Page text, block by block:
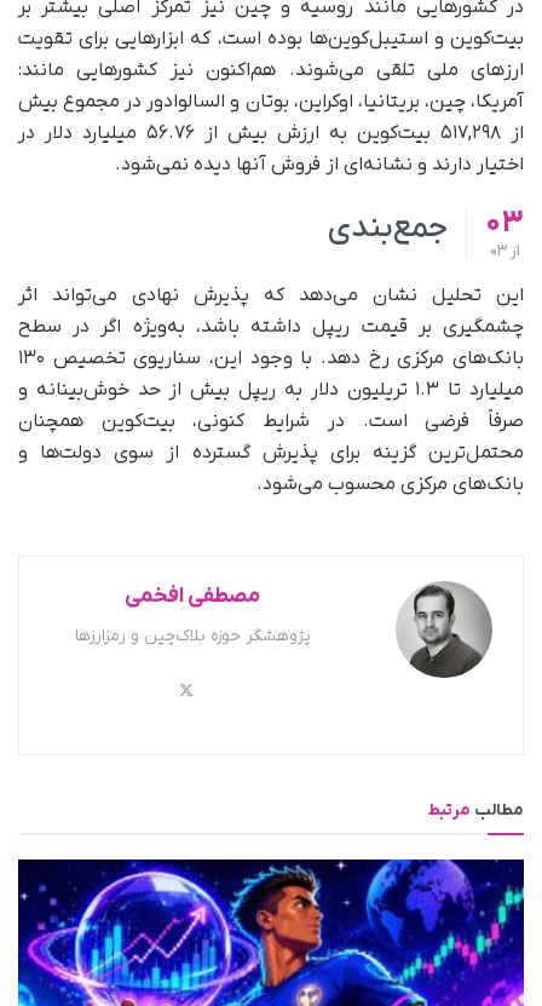
در کشورهایی مانند روسیه و چین نیز تمرکز اصلی بیشتر بر
بیت‌کوین و استیبل‌کوین‌ها بوده است، که ابزارهایی برای تقویت
ارزهای ملی تلقی می‌شوند. هم‌اکنون نیز کشورهایی مانند:
آمریکا، چین، بریتانیا، اوکراین، بوتان و السالوادور در مجموع بیش
از ۵۱۷,۲۹۸ بیت‌کوین به ارزش بیش از ۵۶.۷۶ میلیارد دلار در
اختیار دارند و نشانه‌ای از فروش آنها دیده نمی‌شود.
03
از 03
جمع‌بندی
این تحلیل نشان می‌دهد که پذیرش نهادی می‌تواند اثر
چشمگیری بر قیمت ریپل داشته باشد، به‌ویژه اگر در سطح
بانک‌های مرکزی رخ دهد. با وجود این، سناریوی تخصیص ۱۳۰
میلیارد تا ۱.۳ تریلیون دلار به ریپل بیش از حد خوش‌بینانه و
صرفاً فرضی است. در شرایط کنونی، بیت‌کوین همچنان
محتمل‌ترین گزینه برای پذیرش گسترده از سوی دولت‌ها و
بانک‌های مرکزی محسوب می‌شود.
مصطفی افخمی
پژوهشگر حوزه بلاک‌چین و رمزارزها
مطالب مرتبط